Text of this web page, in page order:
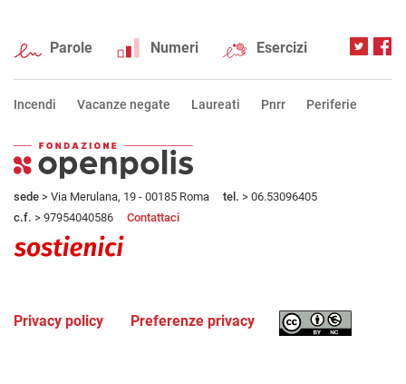
Parole Numeri Esercizi
Incendi Vacanze negate Laureati Pnrr Periferie
sede > Via Merulana, 19 - 00185 Roma tel. > 06.53096405
c.f. > 97954040586 Contattaci
Privacy policy Preferenze privacy